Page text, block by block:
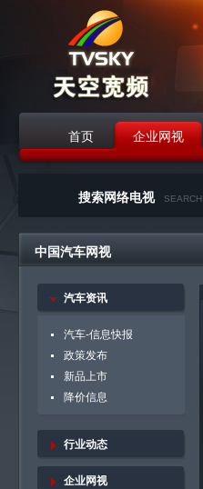
首页 企业网视
搜索网络电视
SEARCH
中国汽车网视
汽车资讯
汽车-信息快报
政策发布
新品上市
降价信息
行业动态
企业网视